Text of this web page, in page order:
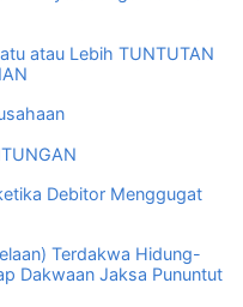
atau Lebih TUNTUTAN
Debitor Menggugat
Terdakwa Hidung-
Dakwaan Jaksa Pununtut